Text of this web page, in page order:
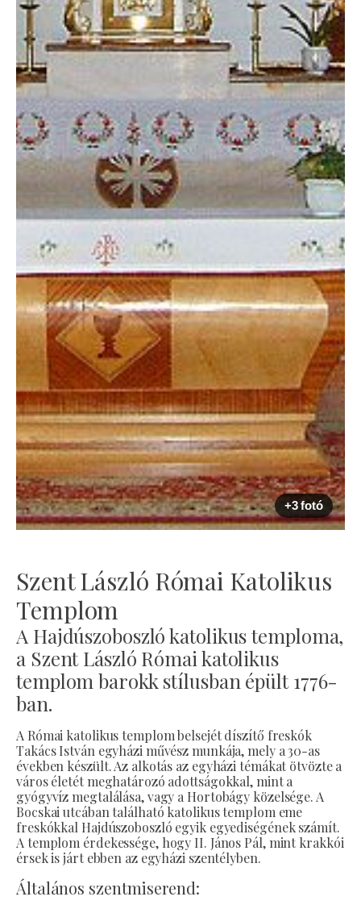
+3 fotó
Szent László Római Katolikus
Templom
A Hajdúszoboszló katolikus temploma,
a Szent László Római katolikus
templom barokk stílusban épült 1776-
ban.
A Római katolikus templom belsejét díszítő freskók
Takács István egyházi művész munkája, mely a 30-as
években készült. Az alkotás az egyházi témákat ötvözte a
város életét meghatározó adottságokkal, mint a
gyógyvíz megtalálása, vagy a Hortobágy közelsége. A
Bocskai utcában található katolikus templom eme
freskókkal Hajdúszoboszló egyik egyediségének számít.
A templom érdekessége, hogy II. János Pál, mint krakkói
érsek is járt ebben az egyházi szentélyben.
Általános szentmiserend: